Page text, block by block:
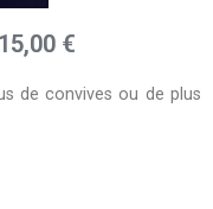
€
de convives ou de plus